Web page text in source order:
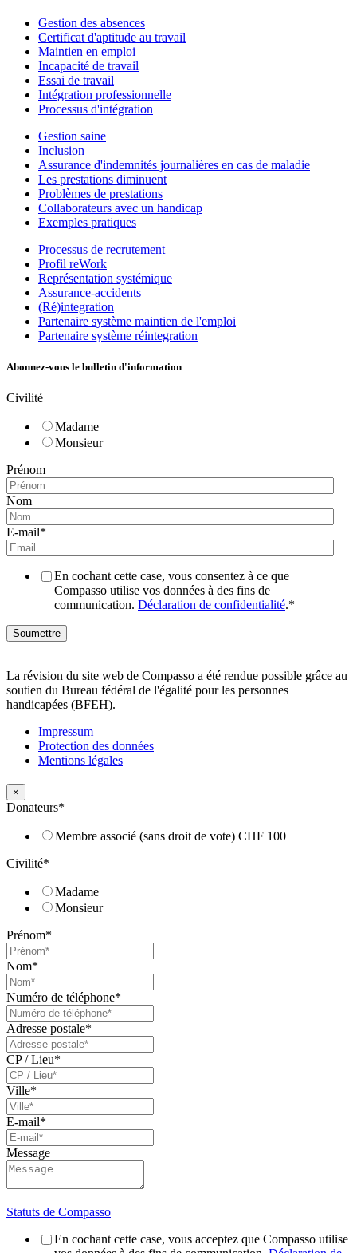
Gestion des absences
Certificat d'aptitude au travail
Maintien en emploi
Incapacité de travail
Essai de travail
Intégration professionnelle
Processus d'intégration
Gestion saine
Inclusion
Assurance d'indemnités journalières en cas de maladie
Les prestations diminuent
Problèmes de prestations
Collaborateurs avec un handicap
Exemples pratiques
Processus de recrutement
Profil reWork
Représentation systémique
Assurance-accidents
(Ré)integration
Partenaire système maintien de l'emploi
Partenaire système réintegration
Abonnez-vous le bulletin d'information
Civilité
Madame
Monsieur
Prénom
Nom
E-mail*
En cochant cette case, vous consentez à ce que
Compasso utilise vos données à des fins de
communication. Déclaration de confidentialité.*
La révision du site web de Compasso a été rendue possible grâce au
soutien du Bureau fédéral de l'égalité pour les personnes
handicapées (BFEH).
Impressum
Protection des données
Mentions légales
×
Donateurs*
Membre associé (sans droit de vote) CHF 100
Civilité*
Madame
Monsieur
Prénom*
Nom*
Numéro de téléphone*
Adresse postale*
CP / Lieu*
Ville*
E-mail*
Message
Statuts de Compasso
En cochant cette case, vous acceptez que Compasso utilise